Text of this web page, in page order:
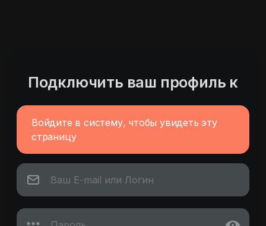
Подключить ваш профиль к
Войдите в систему, чтобы увидеть эту
страницу